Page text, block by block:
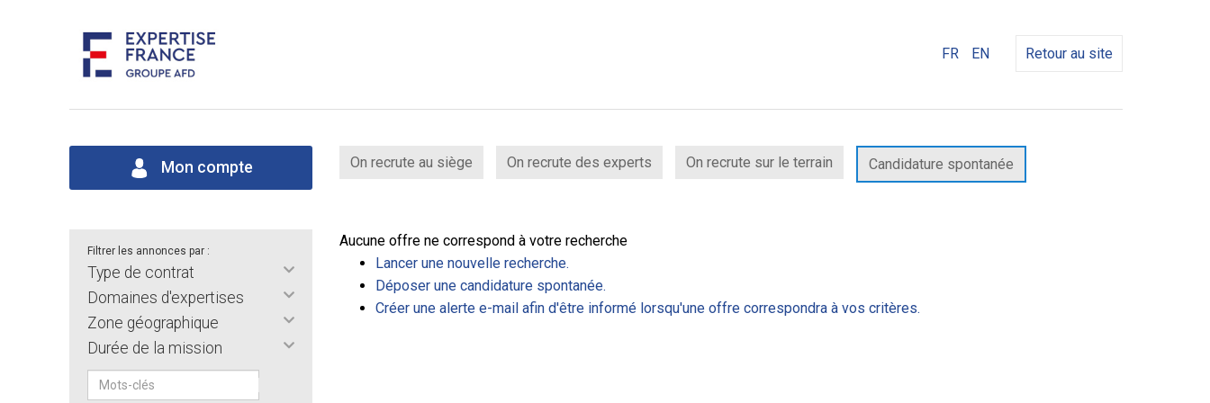
FR EN Retour au site
Mon compte On recrute au siège On recrute des experts On recrute sur le terrain Candidature spontanée
Filtrer les annonces par :
Type de contrat
Domaines d'expertises
Zone géographique
Durée de la mission
Aucune offre ne correspond à votre recherche
Lancer une nouvelle recherche.
Déposer une candidature spontanée.
Créer une alerte e-mail afin d'être informé lorsqu'une offre correspondra à vos critères.